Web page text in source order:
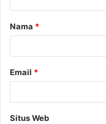
a
r
Nama *
Email *
Situs Web